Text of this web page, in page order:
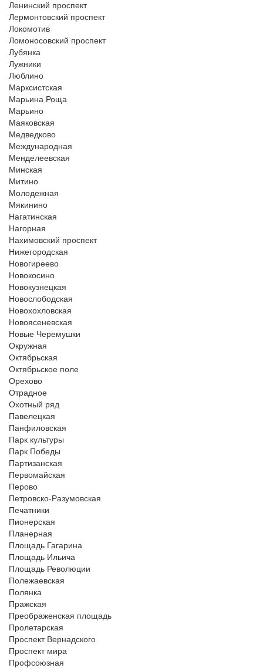
Ленинский проспект
Лермонтовский проспект
Локомотив
Ломоносовский проспект
Лубянка
Лужники
Люблино
Марксистская
Марьина Роща
Марьино
Маяковская
Медведково
Международная
Менделеевская
Минская
Митино
Молодежная
Мякинино
Нагатинская
Нагорная
Нахимовский проспект
Нижегородская
Новогиреево
Новокосино
Новокузнецкая
Новослободская
Новохохловская
Новоясеневская
Новые Черемушки
Окружная
Октябрьская
Октябрьское поле
Орехово
Отрадное
Охотный ряд
Павелецкая
Панфиловская
Парк культуры
Парк Победы
Партизанская
Первомайская
Перово
Петровско-Разумовская
Печатники
Пионерская
Планерная
Площадь Гагарина
Площадь Ильича
Площадь Революции
Полежаевская
Полянка
Пражская
Преображенская площадь
Пролетарская
Проспект Вернадского
Проспект мира
Профсоюзная